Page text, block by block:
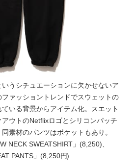
うシチュエーションに欠かせないア
ァッショントレンドでスウェットの
いる背景からアイテム化。スエット
ウトのNetflixロゴとシリコンパッチ
素材のパンツはポケットもあり。
NECK SWEATSHIRT」(8,250)、
PANTS」(8,250円)